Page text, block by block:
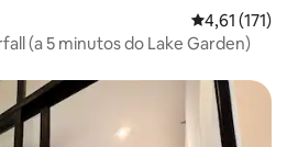
4,61 de uma
4,61 (171)
(a 5 minutos do Lake Garden)